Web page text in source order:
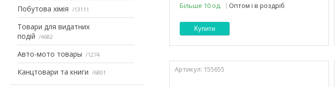
Побутова хімія 13111
Товари для видатних
подій
4682
Авто-мото товары 1274
Канцтовари та книги 6801
Більше 10 од. Оптом і в роздріб
Купити
155655